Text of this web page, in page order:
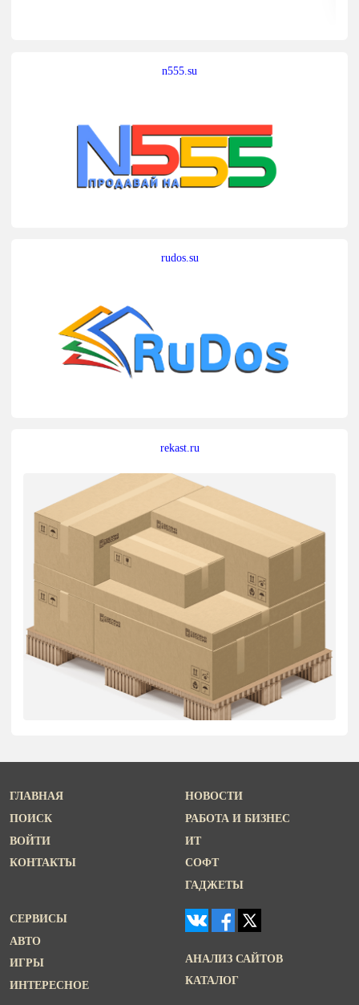
n555.su
rudos.su
rekast.ru
ГЛАВНАЯ
ПОИСК
ВОЙТИ
КОНТАКТЫ
НОВОСТИ
РАБОТА И БИЗНЕС
ИТ
СОФТ
ГАДЖЕТЫ
СЕРВИСЫ
АВТО
ИГРЫ
ИНТЕРЕСНОЕ
АНАЛИЗ САЙТОВ
КАТАЛОГ